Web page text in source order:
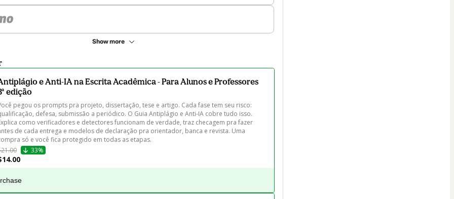
Show more
e Anti-IA na Escrita Acadêmica - Para Alunos e Professores
edição
pegou os prompts pra projeto, dissertação, tese e artigo. Cada fase tem seu risco:
defesa, submissão a periódico. O Guia Antiplágio e Anti-IA cobre tudo isso.
como verificadores e detectores funcionam de verdade, traz checagem pra fazer
de cada entrega e modelos de declaração pra orientador, banca e revista. Uma
só e você fica protegido em todas as etapas.
33%